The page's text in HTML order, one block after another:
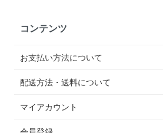
コンテンツ
お支払い方法について
配送方法・送料について
マイアカウント